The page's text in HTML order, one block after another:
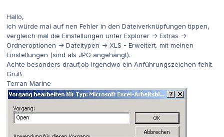
Hallo,
ich würde mal auf nen Fehler in den Dateiverknüpfungen tippen,
vergleich mal die Einstellungen unter Explorer -> Extras ->
Ordneroptionen -> Dateitypen -> XLS - Erweitert. mit meinen
Einstellungen (sind als JPG angehängt).
Achte besonders drauf,ob irgendwo ein Anführungszeichen fehlt.
Gruß
Terran Marine